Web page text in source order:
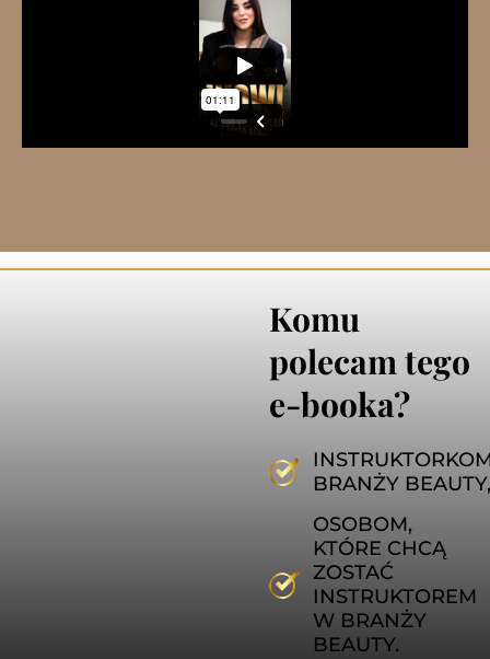
Komu
polecam tego
e-booka?
BRANŻY BEAUTY,
OSOBOM,
KTÓRE CHCĄ
ZOSTAĆ
INSTRUKTOREM
W BRANŻY
BEAUTY.